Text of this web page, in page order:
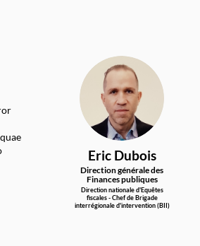
ED
Eric Dubois
Direction générale des
Finances publiques
Direction nationale d'Equêtes
fiscales - Chef de Brigade
interrégionale d'intervention (BII)